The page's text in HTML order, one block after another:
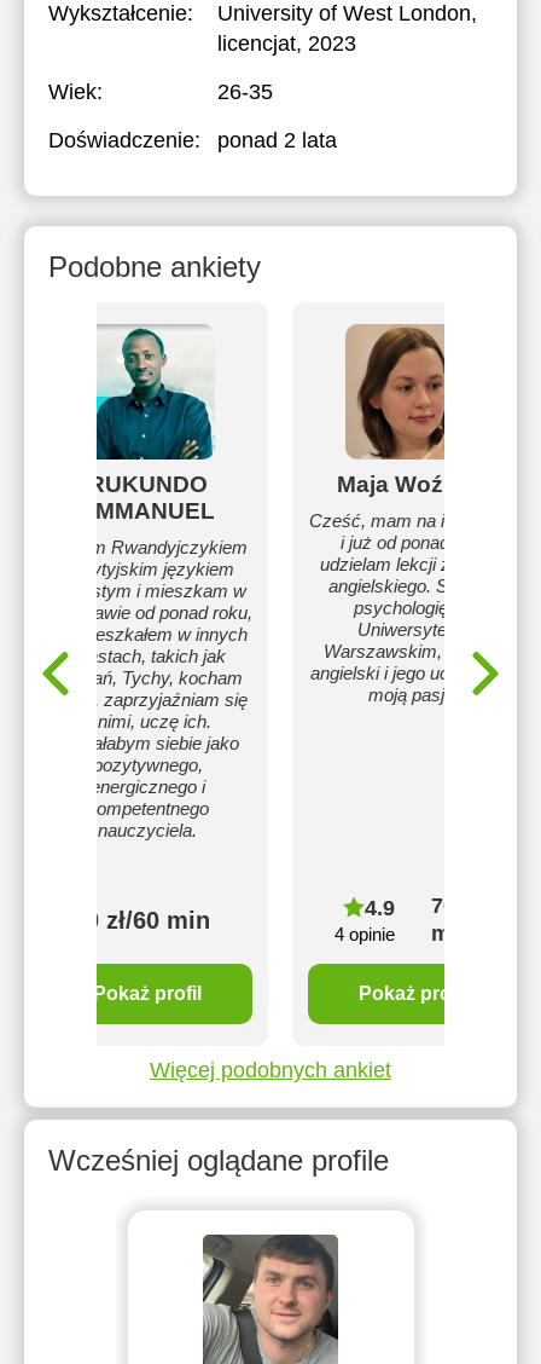
Wykształcenie: University of West London,
licencjat, 2023
Wiek:
26-35
Doświadczenie:
ponad 2 lata
Podobne ankiety
RUKUNDO
EMMANUEL
Jestem Rwandyjczykiem
z brytyjskim językiem
ojczystym i mieszkam w
Warszawie od ponad roku,
ale mieszkałem w innych
miastach, takich jak
Poznań, Tychy, kocham
dzieci, zaprzyjaźniam się
z nimi, uczę ich.
Opisałabym siebie jako
pozytywnego,
energicznego i
kompetentnego
nauczyciela.
50 zł/60 min
Pokaż profil
Maja Woźniak
Cześć, mam na imię Maja
i już od ponad 3 lat
udzielam lekcji z języka
angielskiego. Studiuję
psychologię na
Uniwersytecie
Warszawskim, a język
angielski i jego uczenie są
moją pasją.
4.9
4 opinie
70 zł/60
min
Pokaż profil
Więcej podobnych ankiet
Wcześniej oglądane profile